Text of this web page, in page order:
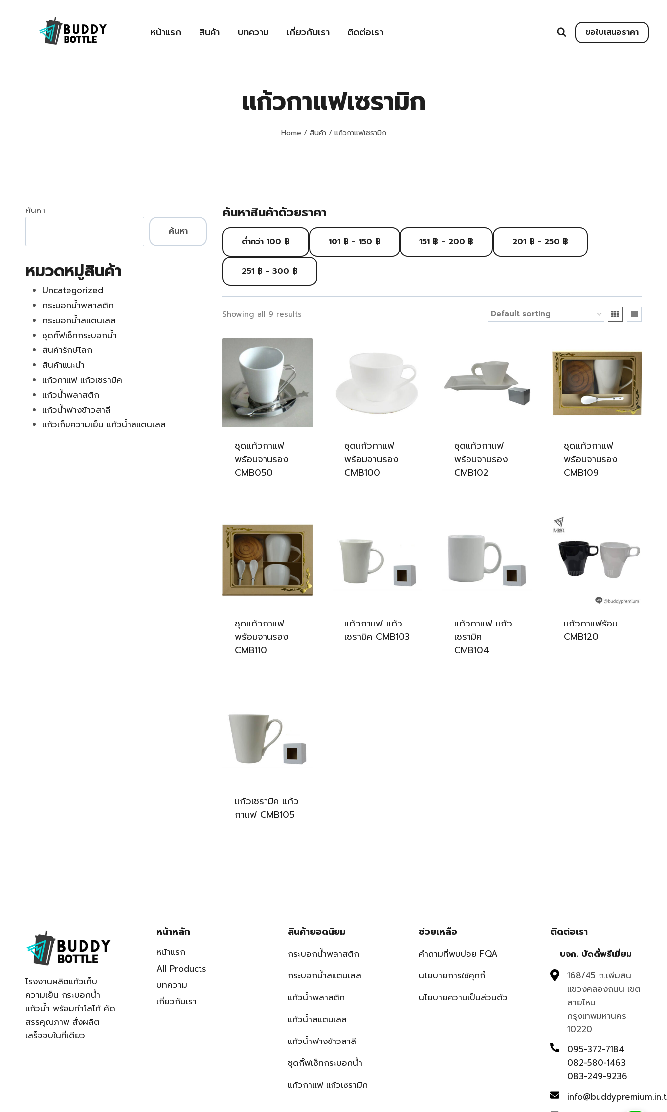
หน้าแรก สินค้า บทความ เกี่ยวกับเรา ติดต่อเรา ขอใบเสนอราคา
แก้วกาแฟเซรามิก
Home / สินค้า / แก้วกาแฟเซรามิก
ค้นหาสินค้าด้วยราคา
ต่ำกว่า 100 ฿ 101 ฿ - 150 ฿ 151 ฿ - 200 ฿ 201 ฿ - 250 ฿
251 ฿ - 300 ฿
Showing all 9 results
ชุดแก้วกาแฟ
พร้อมจานรอง
CMB050
ชุดแก้วกาแฟ
พร้อมจานรอง
CMB100
ชุดแก้วกาแฟ
พร้อมจานรอง
CMB102
ชุดแก้วกาแฟ
พร้อมจานรอง
CMB109
ชุดแก้วกาแฟ
พร้อมจานรอง
CMB110
แก้วกาแฟ แก้ว
เซรามิค CMB103
แก้วกาแฟ แก้ว
เซรามิค
CMB104
แก้วกาแฟร้อน
CMB120
แก้วเซรามิค แก้ว
กาแฟ CMB105
ค้นหา
ค้นหา
หมวดหมู่สินค้า
Uncategorized
กระบอกน้ำพลาสติก
กระบอกน้ำสแตนเลส
ชุดกิ๊ฟเซ็ทกระบอกน้ำ
สินค้ารักษ์โลก
สินค้าแนะนำ
แก้วกาแฟ แก้วเซรามิค
แก้วน้ำพลาสติก
แก้วน้ำฟางข้าวสาลี
แก้วเก็บความเย็น แก้วน้ำสแตนเลส
โรงงานผลิตแก้วเก็บ
ความเย็น กระบอกน้ำ
แก้วน้ำ พร้อมทำโลโก้ คัด
สรรคุณภาพ สั่งผลิต
เสร็จจบในที่เดียว
หน้าหลัก
หน้าแรก
All Products
บทความ
เกี่ยวกับเรา
สินค้ายอดนิยม
กระบอกน้ำพลาสติก
กระบอกน้ำสแตนเลส
แก้วน้ำพลาสติก
แก้วน้ำสแตนเลส
แก้วน้ำฟางข้าวสาลี
ชุดกิ๊ฟเซ็ทกระบอกน้ำ
แก้วกาแฟ แก้วเซรามิก
ช่วยเหลือ
คำถามที่พบบ่อย FQA
นโยบายการใช้คุกกี้
นโยบายความเป็นส่วนตัว
ติดต่อเรา
บจก. บัดดี้พรีเมี่ยม
168/45 ถ.เพิ่มสิน
แขวงคลองถนน เขต
สายไหม
กรุงเทพมหานคร
10220
095-372-7184
082-580-1463
083-249-9236